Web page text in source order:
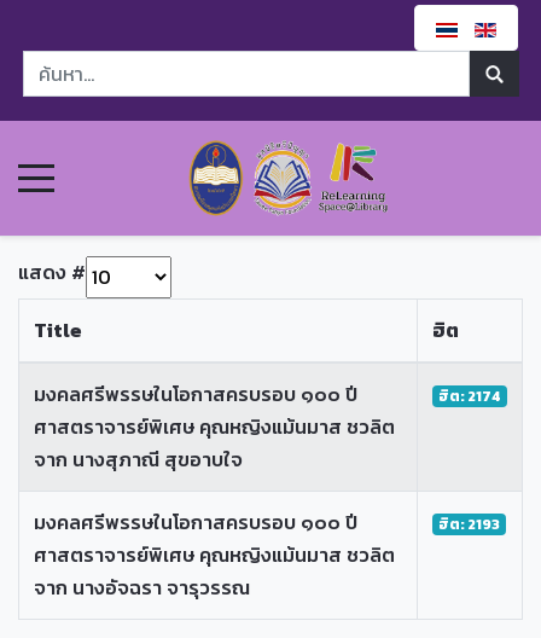
แสดง #
Title
ฮิต
มงคลศรีพรรษในโอกาสครบรอบ ๑๐๐ ปี
ศาสตราจารย์พิเศษ คุณหญิงแม้นมาส ชวลิต
จาก นางสุภาณี สุขอาบใจ
ฮิต: 2174
มงคลศรีพรรษในโอกาสครบรอบ ๑๐๐ ปี
ศาสตราจารย์พิเศษ คุณหญิงแม้นมาส ชวลิต
จาก นางอัจฉรา จารุวรรณ
ฮิต: 2193